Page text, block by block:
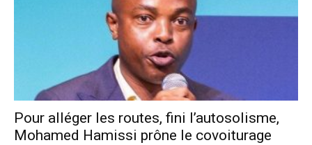
Pour alléger les routes, fini l’autosolisme,
Mohamed Hamissi prône le covoiturage